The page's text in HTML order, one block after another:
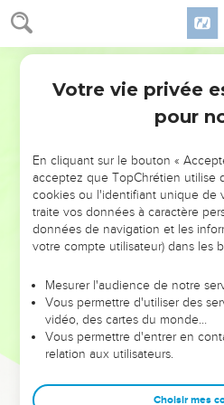
NE MANQUEZ PAS
DE
ET SI LEURS ERREURS
VOTRES
leur foi ou leur vision. Mais on voit
et les saisons difficiles qu'ils ont
sont elles qui les
Dans cette conférence, leaders,
clés pour avancer avec plus de
Votre vie privée
pour
En cliquant sur le bouton «
acceptez que TopChrétien utilise
cookies ou l'identifiant unique de
traite vos données à caractère
données de navigation et les
votre compte utilisateur) dans les
Mesurer l'audience de notre
Vous permettre d'utiliser des
vidéo, des cartes du monde…
Vous permettre d'entrer en
relation aux utilisateurs.
Choisir mes